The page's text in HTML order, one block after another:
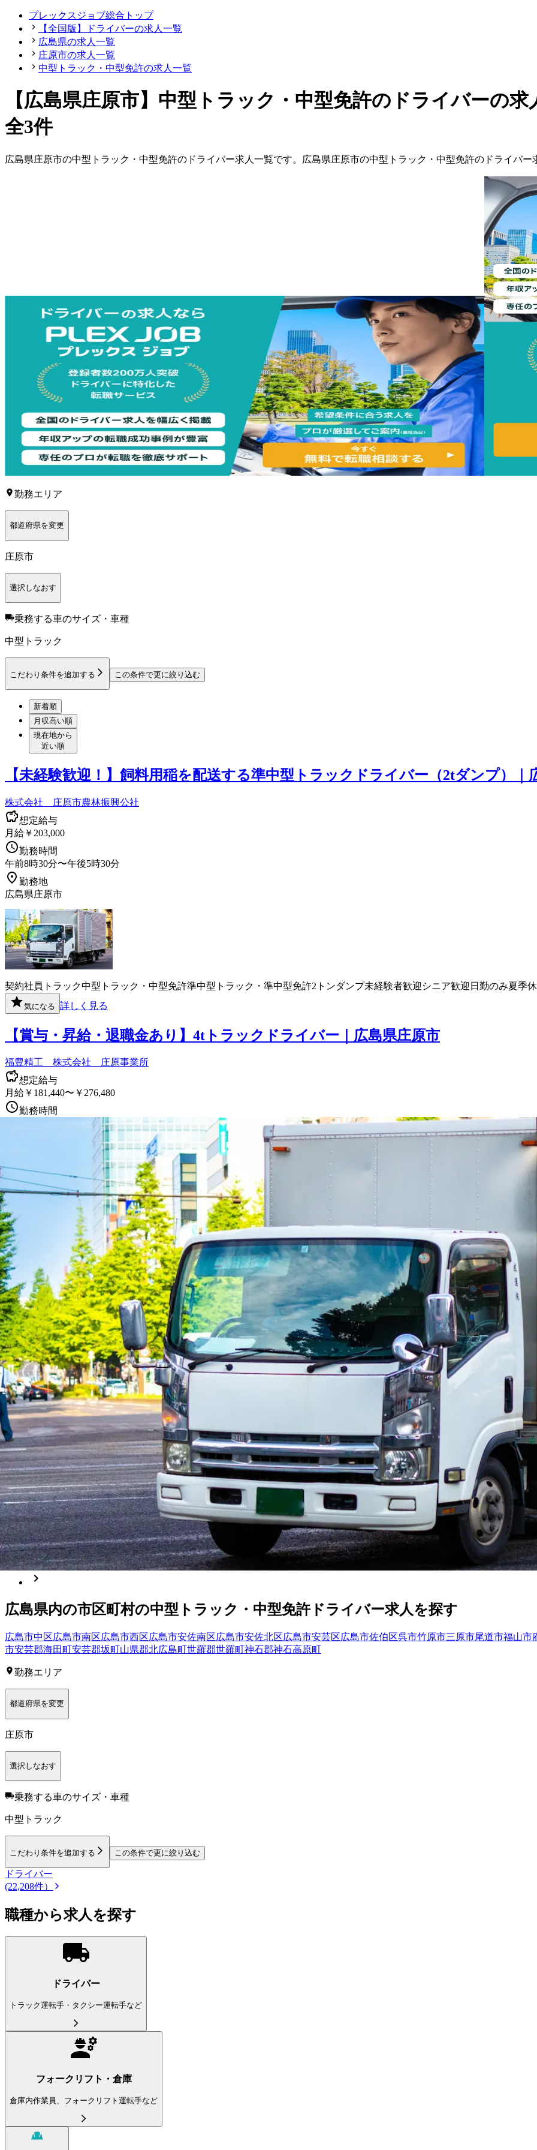
プレックスジョブ総合トップ
【全国版】ドライバーの求人一覧
広島県の求人一覧
庄原市の求人一覧
中型トラック・中型免許の求人一覧
【広島県庄原市】中型トラック・中型免許のドライバーの求
全3件
広島県庄原市の中型トラック・中型免許の ドライバー求人一覧です。 広島県庄原市の中型トラック・中型免許の ドライバー
勤務エリア
都道府県を変更
庄原市
選択しなおす
乗務する車のサイズ・車種
中型トラック
こだわり条件を追加する この条件で更に絞り込む
新着順
月収高い順
現在地から
近い順
【未経験歓迎！】飼料用稲を配送する準中型トラックドライバー（2tダンプ）｜
株式会社 庄原市農林振興公社
想定給与
月給￥203,000
勤務時間
午前8時30分〜午後5時30分
勤務地
広島県庄原市
契約社員 トラック中型トラック・中型免許準中型トラック・準中型免許2トンダンプ未経験者歓迎 シニア歓迎 日勤のみ夏季
気になる 詳しく見る
【賞与・昇給・退職金あり】4tトラックドライバー｜広島県庄原市
福豊精工 株式会社 庄原事業所
想定給与
月給￥181,440〜￥276,480
勤務時間
正社員 トラック中型トラック・中型免許4トン未経験者歓迎シニア歓迎日勤のみ夏季休暇週休2日
気になる 詳しく見る
【賞与・昇給・退職金あり】2~4tトラックドライバー｜広島県庄原市
有限会社 林商会
想定給与
月給￥189,750〜￥224,250
勤務時間
午前8時〜午後5時
勤務地
広島県庄原市
正社員長距離集配土木トラック 中型トラック・中型免許準中型トラック・準中型免許 4トン未経験者歓迎シニア歓迎日勤のみ
気になる 詳しく見る
1
広島県内の市区町村の中型トラック・中型免許ドライバー求人を探す
広島市中区広島市南区広島市西区広島市安佐南区広島市安佐北区広島市安芸区広島市佐伯区呉市竹原市三原市尾道市福山市
市安芸郡海田町安芸郡坂町山県郡北広島町世羅郡世羅町神石郡神石高原町
勤務エリア
都道府県を変更
庄原市
選択しなおす
乗務する車のサイズ・車種
中型トラック
こだわり条件を追加する この条件で更に絞り込む
ドライバー
(22,208件）
職種から求人を探す
ドライバー
トラック運転手・タクシー運転手など
フォークリフト・倉庫
倉庫内作業員、フォークリフト運転手など